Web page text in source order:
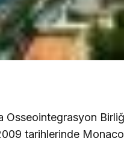
Osseointegrasyon
tarihlerinde